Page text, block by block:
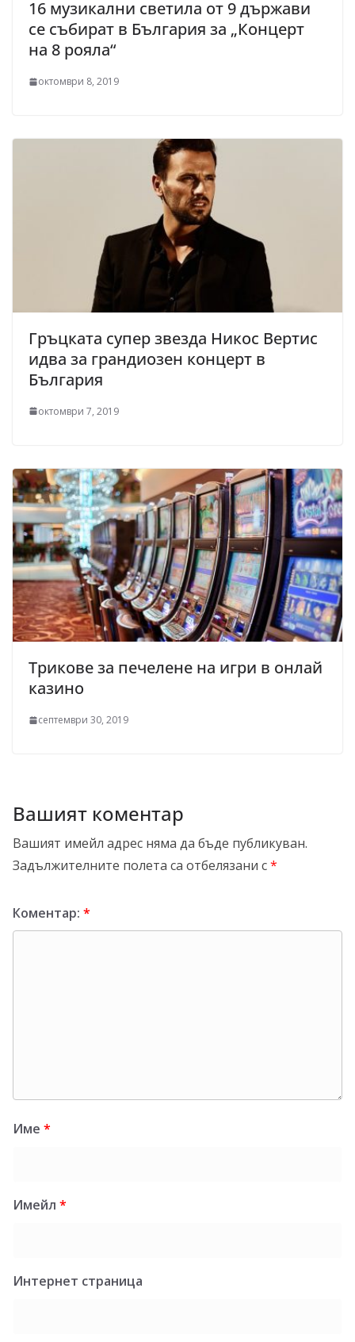
16 музикални светила от 9 държави
се събират в България за „Концерт
на 8 рояла“
октомври 8, 2019
Гръцката супер звезда Никос Вертис
идва за грандиозен концерт в
България
октомври 7, 2019
Трикове за печелене на игри в онлай
казино
септември 30, 2019
Вашият коментар
Вашият имейл адрес няма да бъде публикуван.
Задължителните полета са отбелязани с*
Коментар: *
Име *
Имейл *
Интернет страница